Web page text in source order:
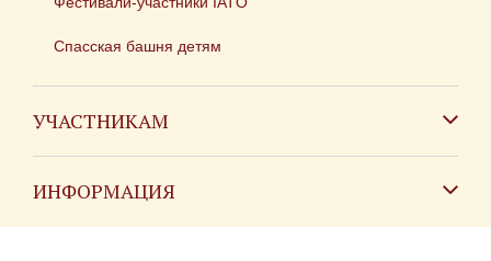
Спасская башня детям
УЧАСТНИКАМ
ИНФОРМАЦИЯ